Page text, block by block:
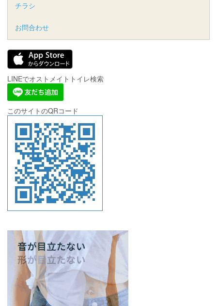
チラシ
お問合わせ
LINEでオストメイトトイレ検索
このサイトのQRコード